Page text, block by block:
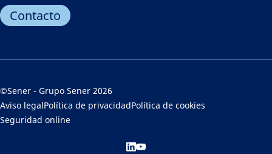
Contacto
©Sener - Grupo Sener 2026
Aviso legalPolítica de privacidadPolítica de cookies
Seguridad online